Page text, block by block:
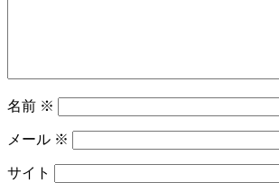
名前 ※
メール ※
サイト